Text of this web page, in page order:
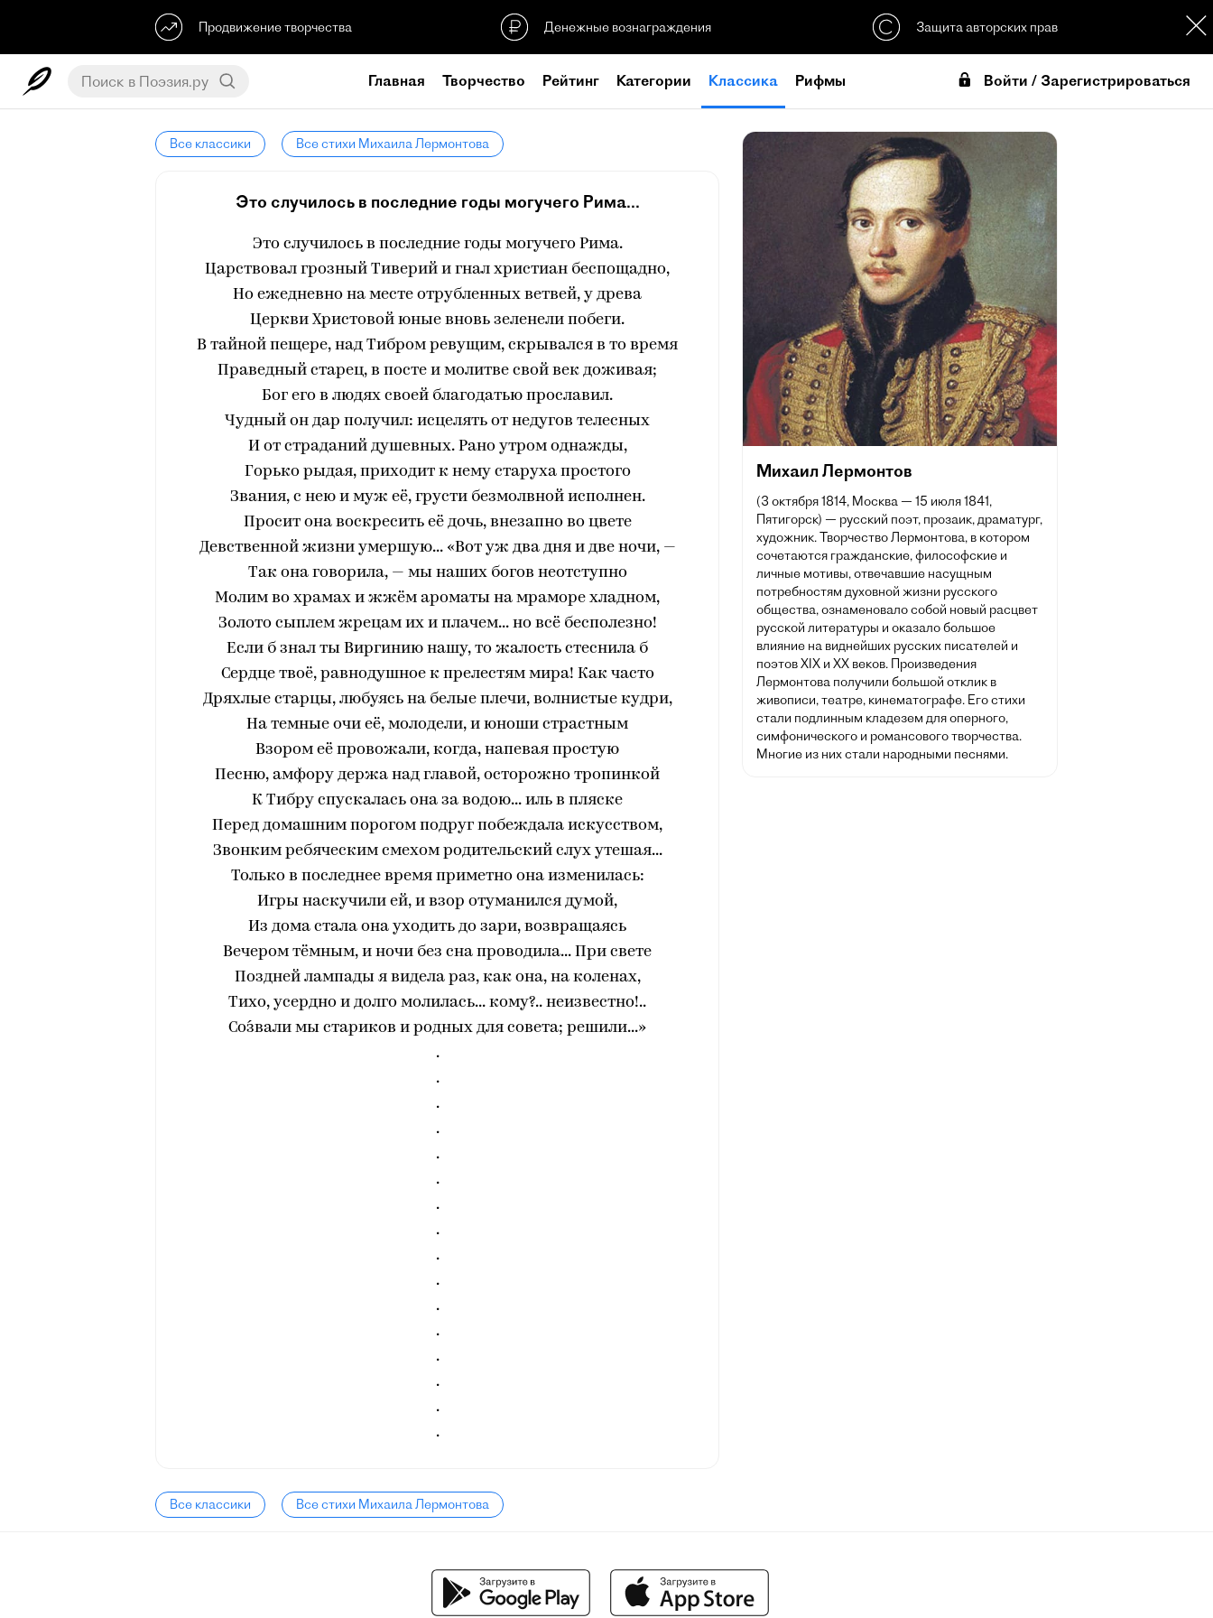
Продвижение творчества Денежные вознаграждения Защита авторских прав
Главная Творчество Рейтинг Категории Классика Рифмы Войти / Зарегистрироваться
Все классики Все стихи Михаила Лермонтова
Это случилось в последние годы могучего Рима...
Это случилось в последние годы могучего Рима.
Царствовал грозный Тиверий и гнал христиан беспощадно,
Но ежедневно на месте отрубленных ветвей, у древа
Церкви Христовой юные вновь зеленели побеги.
В тайной пещере, над Тибром ревущим, скрывался в то время
Праведный старец, в посте и молитве свой век доживая;
Бог его в людях своей благодатью прославил.
Чудный он дар получил: исцелять от недугов телесных
И от страданий душевных. Рано утром однажды,
Горько рыдая, приходит к нему старуха простого
Звания, с нею и муж её, грусти безмолвной исполнен.
Просит она воскресить её дочь, внезапно во цвете
Девственной жизни умершую... «Вот уж два дня и две ночи, —
Так она говорила, — мы наших богов неотступно
Молим во храмах и жжём ароматы на мраморе хладном,
Золото сыплем жрецам их и плачем... но всё бесполезно!
Если б знал ты Виргинию нашу, то жалость стеснила б
Сердце твоё, равнодушное к прелестям мира! Как часто
Дряхлые старцы, любуясь на белые плечи, волнистые кудри,
На темные очи её, молодели, и юноши страстным
Взором её провожали, когда, напевая простую
Песню, амфору держа над главой, осторожно тропинкой
К Тибру спускалась она за водою... иль в пляске
Перед домашним порогом подруг побеждала искусством,
Звонким ребяческим смехом родительский слух утешая...
Только в последнее время приметно она изменилась:
Игры наскучили ей, и взор отуманился думой,
Из дома стала она уходить до зари, возвращаясь
Вечером тёмным, и ночи без сна проводила... При свете
Поздней лампады я видела раз, как она, на коленах,
Тихо, усердно и долго молилась... кому?.. неизвестно!..
Со́звали мы стариков и родных для совета; решили...»
.
.
.
.
.
.
.
.
.
.
.
.
.
.
.
.
Все классики Все стихи Михаила Лермонтова
Михаил Лермонтов
(3 октября 1814, Москва — 15 июля 1841,
Пятигорск) — русский поэт, прозаик, драматург,
художник. Творчество Лермонтова, в котором
сочетаются гражданские, философские и
личные мотивы, отвечавшие насущным
потребностям духовной жизни русского
общества, ознаменовало собой новый расцвет
русской литературы и оказало большое
влияние на виднейших русских писателей и
поэтов XIX и XX веков. Произведения
Лермонтова получили большой отклик в
живописи, театре, кинематографе. Его стихи
стали подлинным кладезем для оперного,
симфонического и романсового творчества.
Многие из них стали народными песнями.